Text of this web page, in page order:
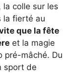
colle sur les
la fierté au
que la fête
et la magie
pré-mâché. Du
sport de